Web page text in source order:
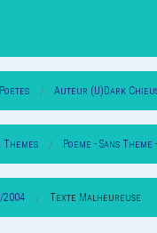
Auteur (U)Dark
Themes Poeme - Sans Theme -
2004 Texte Malheureuse